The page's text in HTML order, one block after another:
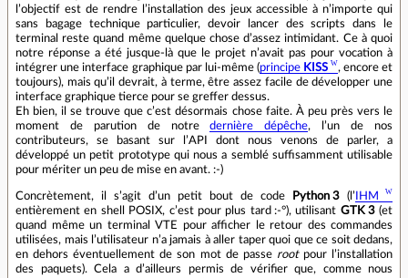
lʼobjectif est de rendre lʼinstallation des jeux accessible à nʼimporte qui
sans bagage technique particulier, devoir lancer des scripts dans le
terminal reste quand même quelque chose dʼassez intimidant. Ce à quoi
notre réponse a été jusque‑là que le projet nʼavait pas pour vocation à
intégrer une interface graphique par lui‑même (principe KISS
, encore et
toujours), mais quʼil devrait, à terme, être assez facile de développer une
interface graphique tierce pour se greffer dessus.
Eh bien, il se trouve que cʼest désormais chose faite. À peu près vers le
moment de parution de notredernière dépêche, lʼun de nos
contributeurs, se basant sur lʼAPI dont nous venons de parler, a
développé un petit prototype qui nous a semblé suffisamment utilisable
pour mériter un peu de mise en avant. :-)
Concrètement, il sʼagit dʼun petit bout de code Python 3 (lʼ IHM
entièrement en shell POSIX, cʼest pour plus tard :-°), utilisant GTK 3(et
quand même un terminal VTE pour afficher le retour des commandes
utilisées, mais lʼutilisateur nʼa jamais à aller taper quoi que ce soit dedans,
en dehors éventuellement de son mot de passe rootpour lʼinstallation
des paquets). Cela a dʼailleurs permis de vérifier que, comme nous